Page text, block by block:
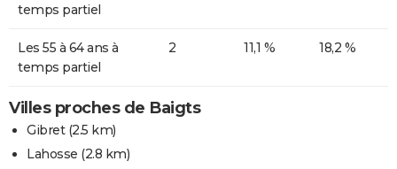
temps partiel
Les 55 à 64 ans à
temps partiel
2 11,1 % 18,2 %
Villes proches de Baigts
Gibret(2.5 km)
Lahosse (2.8 km)